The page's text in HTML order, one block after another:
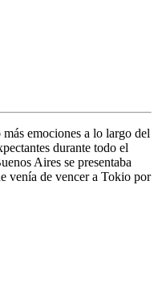
emociones a lo largo del
durante todo el
Aires se presentaba
venía de vencer a Tokio por